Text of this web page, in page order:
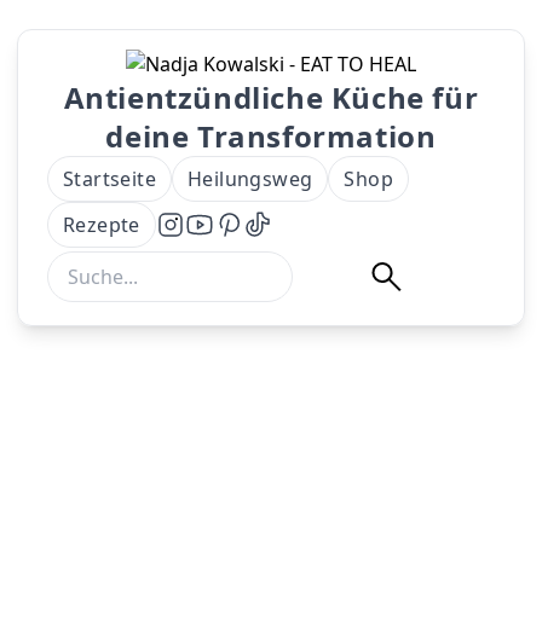
Antientzündliche Küche für
deine Transformation
Startseite Heilungsweg
Shop
Rezepte